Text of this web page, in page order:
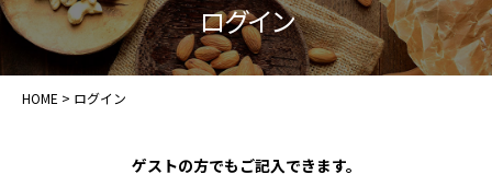
ログイン
HOME ログイン
ゲストの方でもご記入できます。